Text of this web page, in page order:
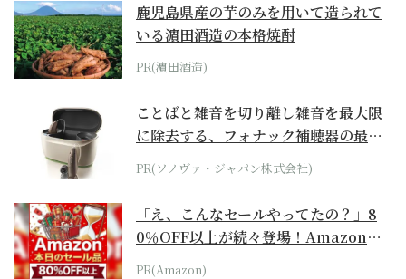
鹿児島県産の芋のみを用いて造られて
いる濵田酒造の本格焼酎
PR(濵田酒造)
ことばと雑音を切り離し雑音を最大限
に除去する、フォナック補聴器の最上
位モデル
PR(ソノヴァ・ジャパン株式会社)
「え、こんなセールやってたの？」8
0％OFF以上が続々登場！Amazonの
本気が...
PR(Amazon)